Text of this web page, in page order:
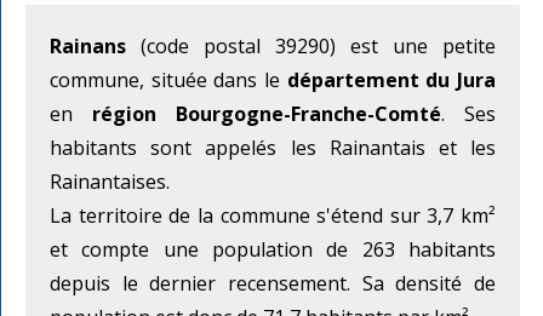
Rainans (code postal 39290) est une petite
commune, située dans le département du Jura
en région Bourgogne-Franche-Comté. Ses
habitants sont appelés les Rainantais et les
Rainantaises.
La territoire de la commune s'étend sur 3,7 km²
et compte une population de 263 habitants
depuis le dernier recensement. Sa densité de